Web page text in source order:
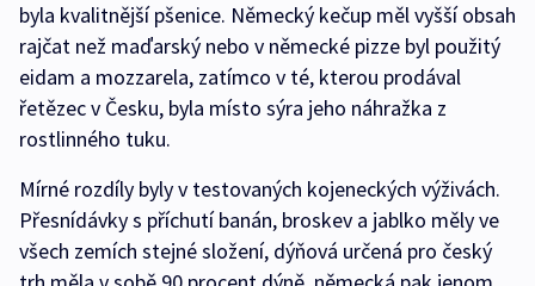
byla kvalitnější pšenice. Německý kečup měl vyšší obsah
rajčat než maďarský nebo v německé pizze byl použitý
eidam a mozzarela, zatímco v té, kterou prodával
řetězec v Česku, byla místo sýra jeho náhražka z
rostlinného tuku.
Mírné rozdíly byly v testovaných kojeneckých výživách.
Přesnídávky s příchutí banán, broskev a jablko měly ve
všech zemích stejné složení, dýňová určená pro český